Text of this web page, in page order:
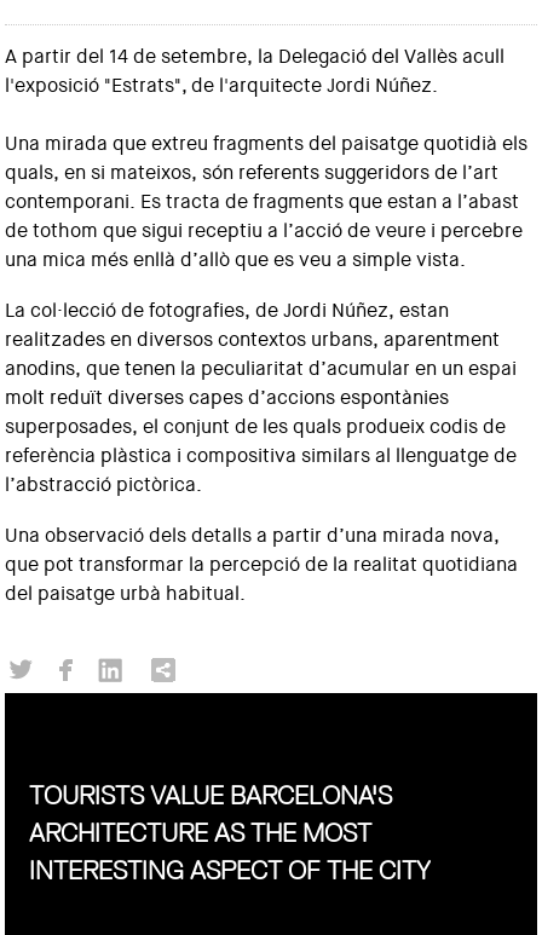
A partir del 14 de setembre, la Delegació del Vallès acull
l'exposició "Estrats", de l'arquitecte Jordi Núñez.
Una mirada que extreu fragments del paisatge quotidià els
quals, en si mateixos, són referents suggeridors de l’art
contemporani. Es tracta de fragments que estan a l’abast
de tothom que sigui receptiu a l’acció de veure i percebre
una mica més enllà d’allò que es veu a simple vista.
La col·lecció de fotografies, de Jordi Núñez, estan
realitzades en diversos contextos urbans, aparentment
anodins, que tenen la peculiaritat d’acumular en un espai
molt reduït diverses capes d’accions espontànies
superposades, el conjunt de les quals produeix codis de
referència plàstica i compositiva similars al llenguatge de
l’abstracció pictòrica.
Una observació dels detalls a partir d’una mirada nova,
que pot transformar la percepció de la realitat quotidiana
del paisatge urbà habitual.
TOURISTS VALUE BARCELONA'S
ARCHITECTURE AS THE MOST
INTERESTING ASPECT OF THE CITY